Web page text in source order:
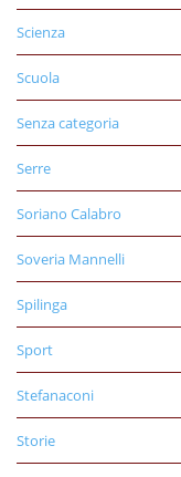
Scienza
Scuola
Senza categoria
Serre
Soriano Calabro
Soveria Mannelli
Spilinga
Sport
Stefanaconi
Storie